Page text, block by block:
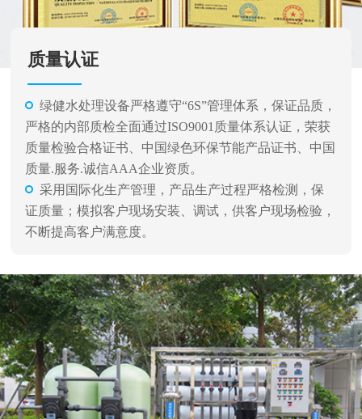
质量认证
绿健水处理设备严格遵守“6S”管理体系，保证品质，
严格的内部质检全面通过ISO9001质量体系认证，荣获
质量检验合格证书、中国绿色环保节能产品证书、中国
质量.服务.诚信AAA企业资质。
采用国际化生产管理，产品生产过程严格检测，保
证质量；模拟客户现场安装、调试，供客户现场检验，
不断提高客户满意度。